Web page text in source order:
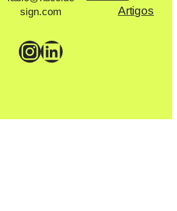
sign.com
InstagramLinkedIn
Artigos